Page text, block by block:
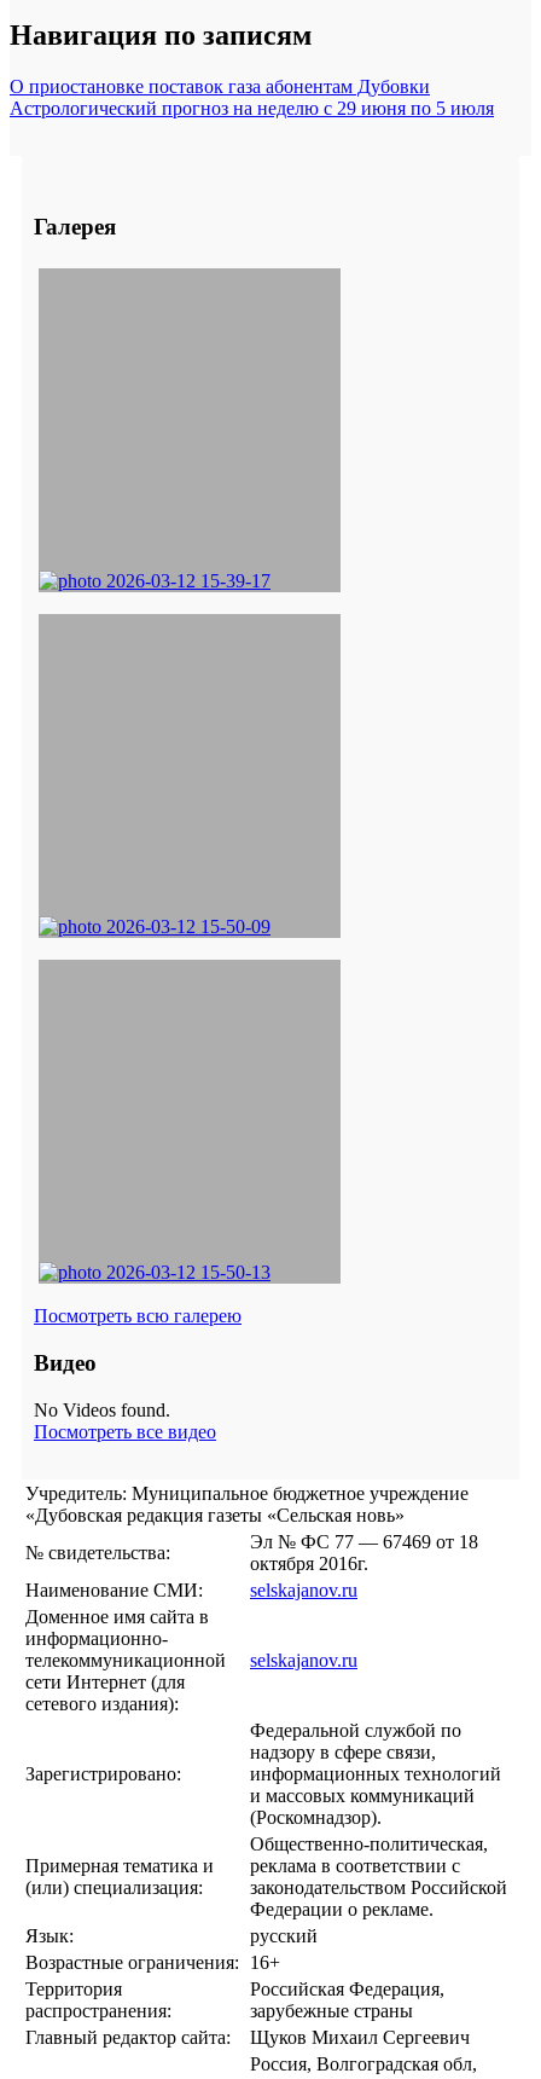
Навигация по записям
О приостановке поставок газа абонентам Дубовки
Астрологический прогноз на неделю с 29 июня по 5 июля
Галерея
Посмотреть всю галерею
Видео
No Videos found.
Посмотреть все видео
Учредитель: Муниципальное бюджетное учреждение
«Дубовская редакция газеты «Сельская новь»
№ свидетельства:
Эл № ФС 77 — 67469 от 18
октября 2016г.
Наименование СМИ:
selskajanov.ru
Доменное имя сайта в
информационно-
телекоммуникационной
сети Интернет (для
сетевого издания):
selskajanov.ru
Зарегистрировано:
Федеральной службой по
надзору в сфере связи,
информационных технологий
и массовых коммуникаций
(Роскомнадзор).
Примерная тематика и
(или) специализация:
Общественно-политическая,
реклама в соответствии с
законодательством Российской
Федерации о рекламе.
Язык:
русский
Возрастные ограничения:
16+
Территория
распространения:
Российская Федерация,
зарубежные страны
Главный редактор сайта:
Щуков Михаил Сергеевич
Россия, Волгоградская обл,